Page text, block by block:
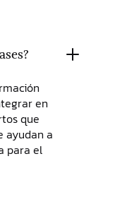
en
que
ayudan a
para el